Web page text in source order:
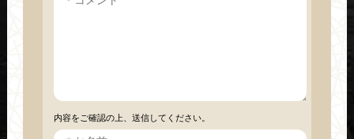
内容をご確認の上、送信してください。